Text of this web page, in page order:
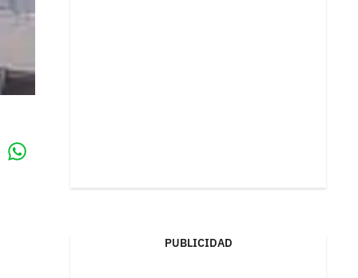
PUBLICIDAD